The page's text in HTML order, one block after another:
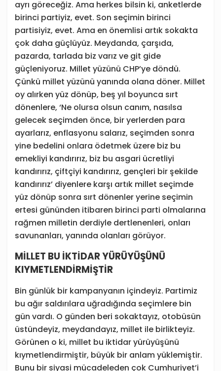
ayrı göreceğiz. Ama herkes bilsin ki, anketlerde
birinci partiyiz, evet. Son seçimin birinci
partisiyiz, evet. Ama en önemlisi artık sokakta
çok daha güçlüyüz. Meydanda, çarşıda,
pazarda, tarlada biz varız ve git gide
güçleniyoruz. Millet yüzünü CHP’ye döndü.
Çünkü millet yüzünü yanında olana döner. Millet
oy alırken yüz dönüp, beş yıl boyunca sırt
dönenlere, ‘Ne olursa olsun canım, nasılsa
gelecek seçimden önce, bir yerlerden para
ayarlarız, enflasyonu salarız, seçimden sonra
yine bedelini onlara ödetmek üzere biz bu
emekliyi kandırırız, biz bu asgari ücretliyi
kandırırız, çiftçiyi kandırırız, gençleri bir şekilde
kandırırız’ diyenlere karşı artık millet seçimde
yüz dönüp sonra sırt dönenler yerine seçimin
ertesi gününden itibaren birinci parti olmalarına
rağmen milletin derdiyle dertlenenleri, onları
savunanları, yanında olanları görüyor.
MİLLET BU İKTİDAR YÜRÜYÜŞÜNÜ
KIYMETLENDİRMİŞTİR
Bin günlük bir kampanyanın içindeyiz. Partimiz
bu ağır saldırılara uğradığında seçimlere bin
gün vardı. O günden beri sokaktayız, otobüsün
üstündeyiz, meydandayız, millet ile birlikteyiz.
Görünen o ki, millet bu iktidar yürüyüşünü
kıymetlendirmiştir, büyük bir anlam yüklemiştir.
Bunu bir siyasi mücadeleden çok Cumhuriyet’i